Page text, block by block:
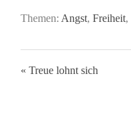
Themen: Angst, Freiheit,
« Treue lohnt sich